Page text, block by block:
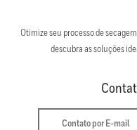
Otimize seu processo de
descubra as soluções
Contato por E-mail